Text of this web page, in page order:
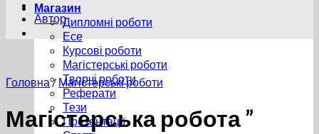
Магазин
Дипломні роботи
Есе
Курсові роботи
Магістерські роботи
Творчі роботи
Реферати
Тези
Презентації
Автор
Головна / Магістерські роботи
Магістерська робота ”